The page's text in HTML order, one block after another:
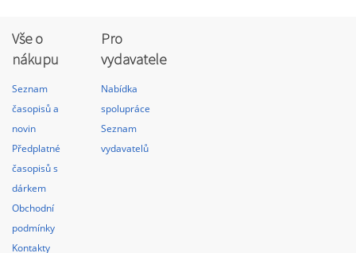
Vše o
nákupu
Seznam
časopisů a
novin
Předplatné
časopisů s
dárkem
Obchodní
podmínky
Kontakty
Pro
vydavatele
Nabídka
spolupráce
Seznam
vydavatelů